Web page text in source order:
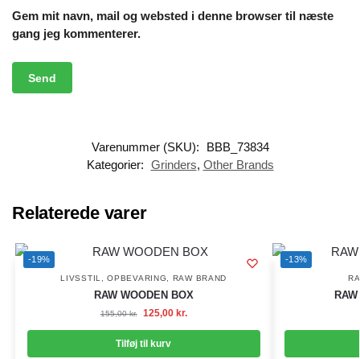
Gem mit navn, mail og websted i denne browser til næste
gang jeg kommenterer.
Varenummer (SKU):
BBB_73834
Kategorier: Grinders, Other Brands
Relaterede varer
-19%
LIVSSTIL ,OPBEVARING RAW BRAND
RAW WOODEN BOX
155,00kr. 125,00 kr.
Tilføj til kurv
-13%